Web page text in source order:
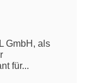
GmbH, als
für...